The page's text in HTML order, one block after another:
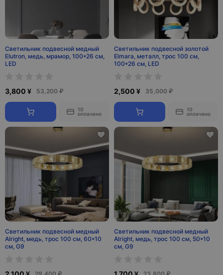
Светильник подвесной медный
Elutron, медь, мрамор, 100*26 см,
LED
3,800 ¥ 53,200 ₽
10
оплачено
Светильник подвесной золотой
Elmara, металл, трос 100 см,
100*26 см, LED
2,500 ¥ 35,000 ₽
10
оплачено
Светильник подвесной медный
Alright, медь, трос 100 см, 60*10
см, G9
Светильник подвесной медный
Alright, медь, трос 100 см, 50*10
см, G9